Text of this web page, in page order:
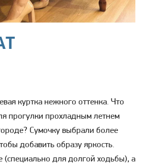
куртка нежного оттенка. Что
прогулки прохладным летнем
Сумочку выбрали более
добавить образу яркость.
(специально для долгой ходьбы), а